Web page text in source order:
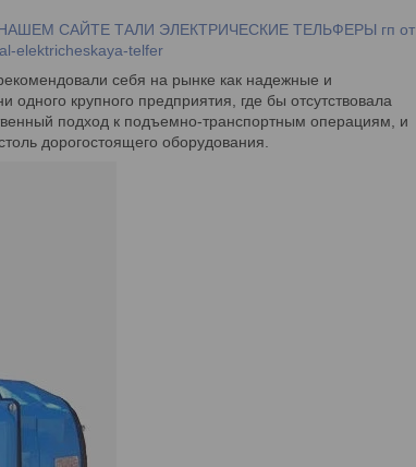
САЙТЕ ТАЛИ ЭЛЕКТРИЧЕСКИЕ ТЕЛЬФЕРЫ гп от
elektricheskaya-telfer
себя на рынке как надежные и
крупного предприятия, где бы отсутствовала
подход к подъемно-транспортным операциям, и
дорогостоящего оборудования.